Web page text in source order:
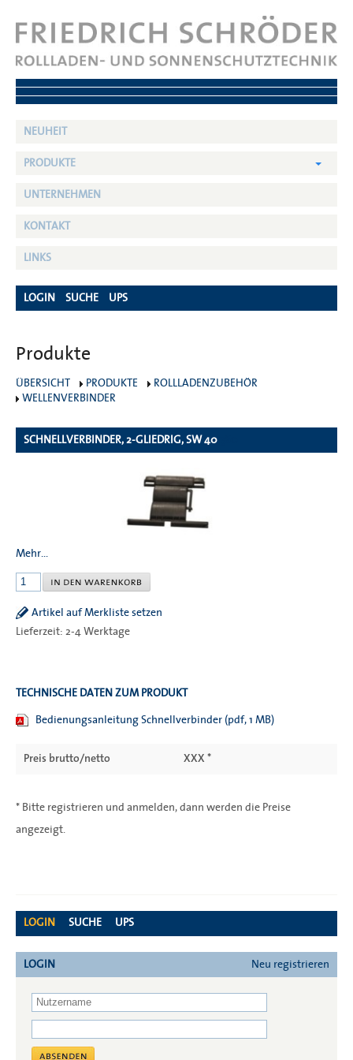
NEUHEIT
PRODUKTE
UNTERNEHMEN
KONTAKT
LINKS
LOGIN SUCHE UPS
Produkte
ÜBERSICHT PRODUKTE
ROLLLADENZUBEHÖR
WELLENVERBINDER
SCHNELLVERBINDER, 2-GLIEDRIG, SW 40
Mehr...
Artikel auf Merkliste setzen
Lieferzeit: 2-4 Werktage
TECHNISCHE DATEN ZUM PRODUKT
Bedienungsanleitung Schnellverbinder (pdf, 1 MB)
Preis brutto/netto XXX *
* Bitte registrieren und anmelden, dann werden die Preise
angezeigt.
LOGIN SUCHE UPS
LOGIN Neu registrieren